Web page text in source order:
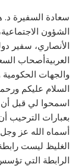
سعادة السفيرة د.
الشؤون
الأنصاري، سفير
العربيةأصحاب
والجهات الحكومية
السلام عليكم
اسمحوا لي قبل أن
بعبارات الترحيب
أسماه الله عز وجل
الغليظ ليست
الرابطة التي